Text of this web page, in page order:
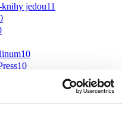
jedou11
10
10
fronta9